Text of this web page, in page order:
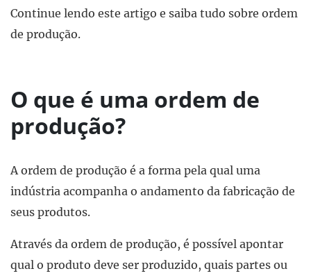
Continue lendo este artigo e saiba tudo sobre ordem
de produção.
O que é uma ordem de
produção?
A ordem de produção é a forma pela qual uma
indústria acompanha o andamento da fabricação de
seus produtos.
Através da ordem de produção, é possível apontar
qual o produto deve ser produzido, quais partes ou